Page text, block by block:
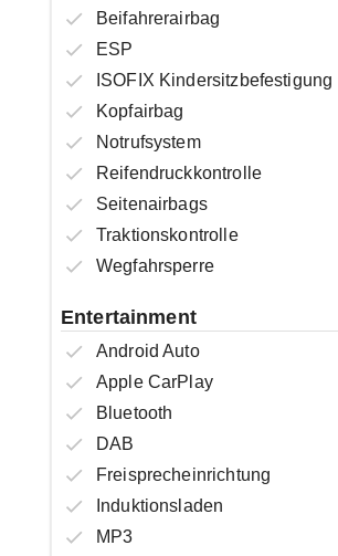
Beifahrerairbag
ESP
ISOFIX Kindersitzbefestigung
Kopfairbag
Notrufsystem
Reifendruckkontrolle
Seitenairbags
Traktionskontrolle
Wegfahrsperre
Entertainment
Android Auto
Apple CarPlay
Bluetooth
DAB
Freisprecheinrichtung
Induktionsladen
MP3